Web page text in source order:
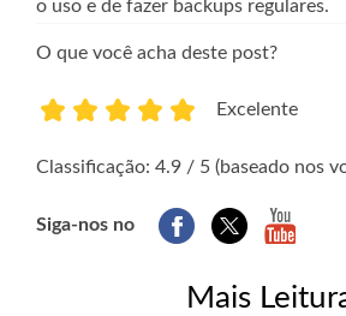
o uso e de fazer backups regulares.
O que você acha deste post?
Excelente
Classificação: 4.9 / 5 (baseado nos
Siga-nos no
Mais